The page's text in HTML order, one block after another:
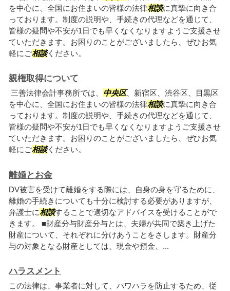
を中心に、全国にお住まいの皆様の法律相談に真摯に向き合
っております。制度の説明や、手続きの代理などを通じて、
皆様の疑問や不安が1日でも早くなくなりますようご支援させ
ていただきます。お困りのことがございましたら、ぜひお気
軽にご相談ください。
親権取得について
三善法律会計事務所では、 中央区、新宿区、渋谷区、目黒区
を中心に、全国にお住まいの皆様の法律相談に真摯に向き合
っております。制度の説明や、手続きの代理などを通じて、
皆様の疑問や不安が1日でも早くなくなりますようご支援させ
ていただきます。お困りのことがございましたら、ぜひお気
軽にご相談ください。
離婚とお金
DV被害を受けて離婚をする際には、自身の身を守るために、
離婚の手続きについても十分に検討する必要がありますが、
弁護士に相談することで適切なアドバイスを受けることがで
きます。 ■財産分与財産分与とは、夫婦が共同で築き上げた
財産について、それぞれに分けあうことをさします。財産分
与の対象となる財産としては、現金や預金、...
ハラスメント
この法律は、事業者に対して、パワハラを防止するため、従